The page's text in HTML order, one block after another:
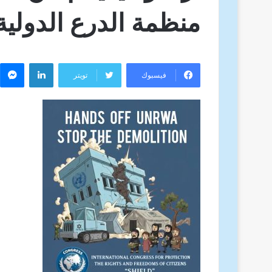
منظمة الدرع
فيسبوك تويتر
لينكدإن